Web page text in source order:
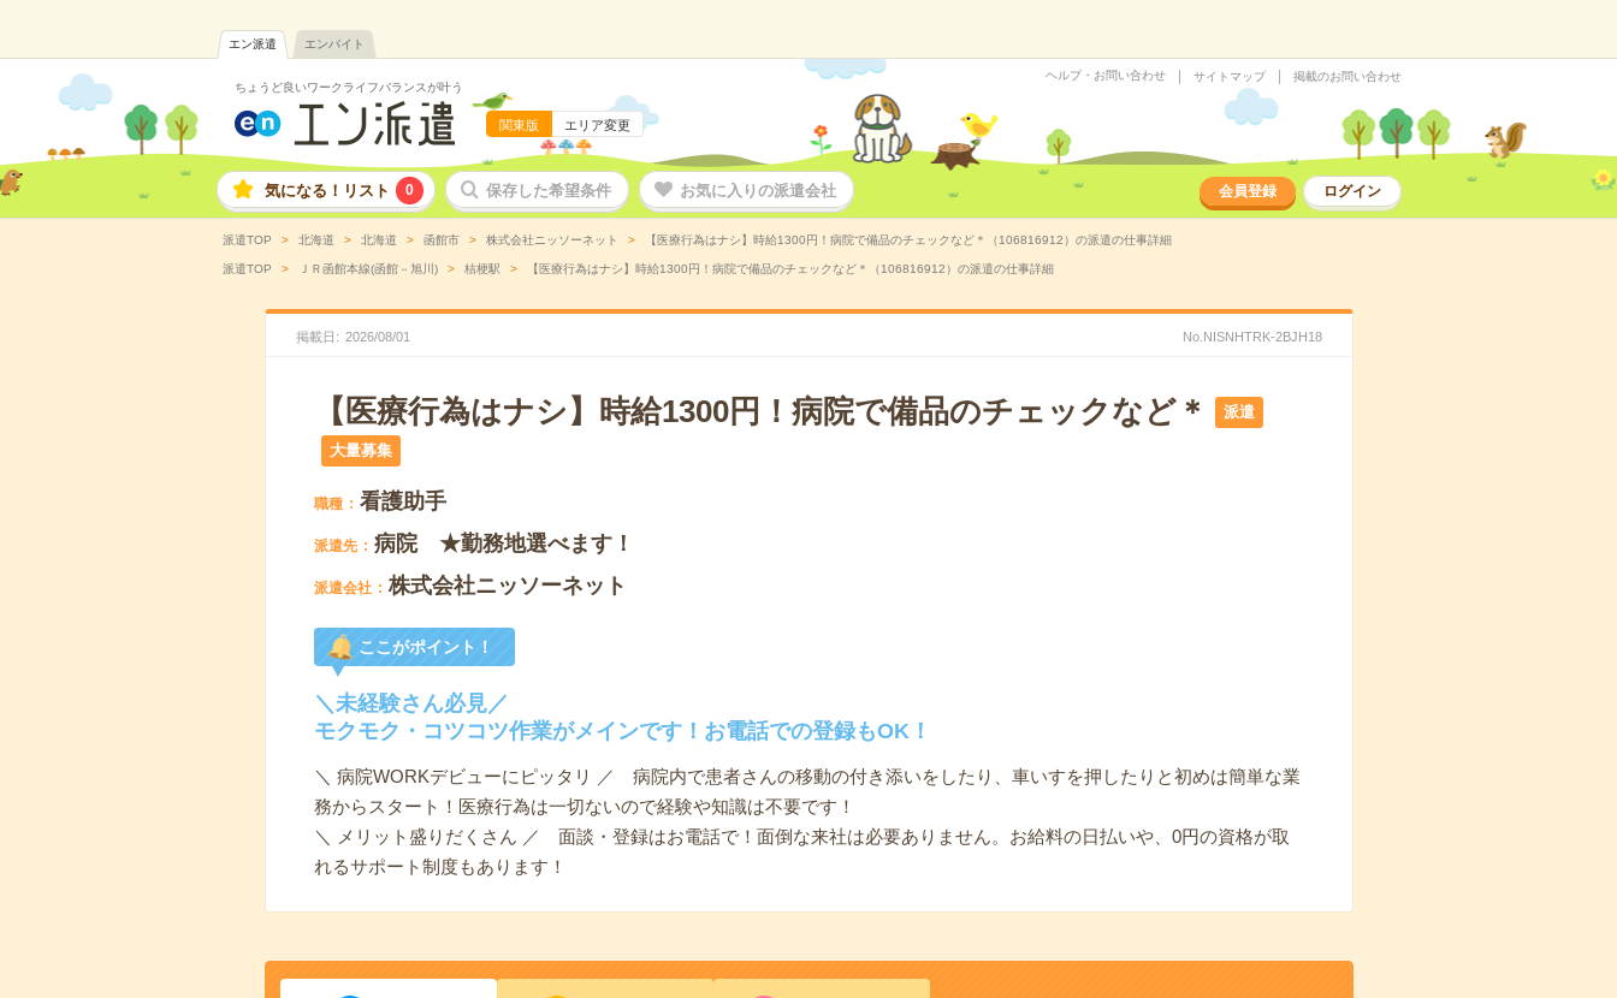
エン派遣 エンバイト
ちょうど良いワークライフバランスが叶う
関東版 エリア変更
ヘルプ・お問い合わせ サイトマップ 掲載のお問い合わせ
気になる！リスト 0 保存した希望条件 お気に入りの派遣会社 会員登録 ログイン
派遣TOP 北海道 北海道 函館市 株式会社ニッソーネット 【医療行為はナシ】時給1300円！病院で備品のチェックなど＊（106816912）の派遣の仕事詳細
派遣TOP ＪＲ函館本線(函館－旭川) 桔梗駅 【医療行為はナシ】時給1300円！病院で備品のチェックなど＊（106816912）の派遣の仕事詳細
掲載日 2026/08/01 No.NISNHTRK-2BJH18
【医療行為はナシ】時給1300円！病院で備品のチェックなど＊ 派遣
大量募集
職種 看護助手
派遣先 病院 ★勤務地選べます！
派遣会社 株式会社ニッソーネット
ここがポイント！
＼未経験さん必見／
モクモク・コツコツ作業がメインです！お電話での登録もOK！
＼ 病院WORKデビューにピッタリ ／ 病院内で患者さんの移動の付き添いをしたり、車いすを押したりと初めは簡単な業
務からスタート！医療行為は一切ないので経験や知識は不要です！
＼ メリット盛りだくさん ／ 面談・登録はお電話で！面倒な来社は必要ありません。お給料の日払いや、0円の資格が取
れるサポート制度もあります！